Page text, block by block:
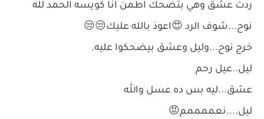
ردت عشق وهي بتضحك اطمن انا كويسه الحمد لله
نوح...شوف الرد 😍اعوذ بالله عليك😒😒
خرج نوح...وليل وعشق بيضحكوا عليه.
ليل..عيل رحم
عشق...ليه بس ده عسل والله
ليل....نعممممم😡